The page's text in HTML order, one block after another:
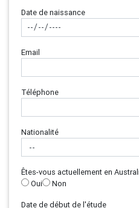
Date de naissance
Email
Téléphone
Nationalité
Êtes-vous actuellement en
Oui
Non
Date de début de l'étude